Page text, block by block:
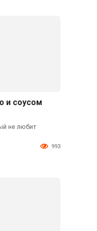
и соусом
не любит
993